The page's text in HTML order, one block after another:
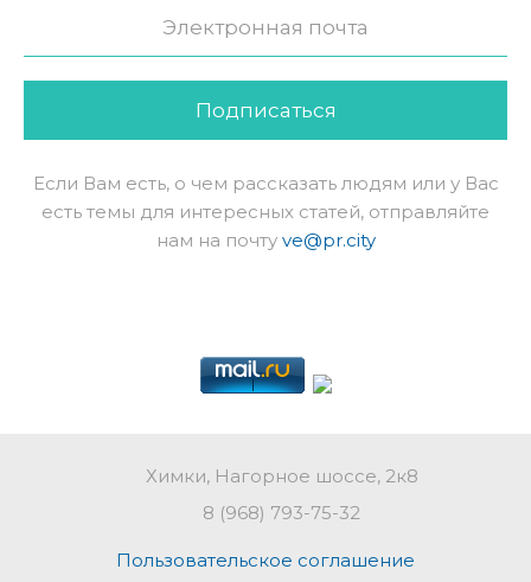
Подписаться
Если Вам есть, о чем рассказать людям или у Вас
есть темы для интересных статей, отправляйте
нам на почту ve@pr.city
Химки, Нагорное шоссе, 2к8
8 (968) 793-75-32
Пользовательское соглашение